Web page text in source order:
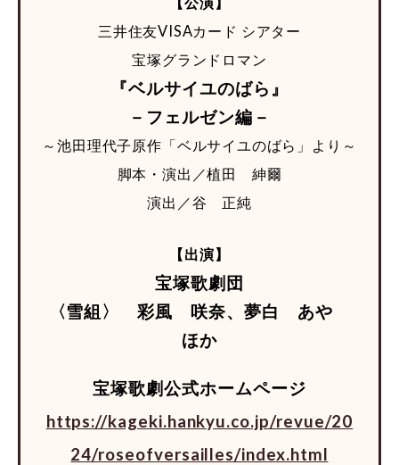
三井住友VISAカード シアター
宝塚グランドロマン
『ベルサイユのばら』
－フェルゼン編－
～池田理代子原作「ベルサイユのばら」より～
脚本・演出／植田 紳爾
演出／谷 正純
【出演】
宝塚歌劇団
〈雪組〉 彩風 咲奈、夢白 あや
ほか
宝塚歌劇公式ホームページ
https://kageki.hankyu.co.jp/revue/20
24/roseofversailles/index.html